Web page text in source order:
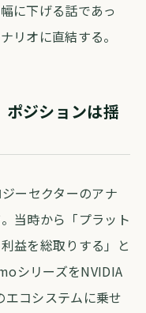
に下げる話であっ
リオに直結する。
ポジションは揺
ーセクターのアナ
当時から「プラット
益を総取りする」と
シリーズをNVIDIA
コシステムに乗せ